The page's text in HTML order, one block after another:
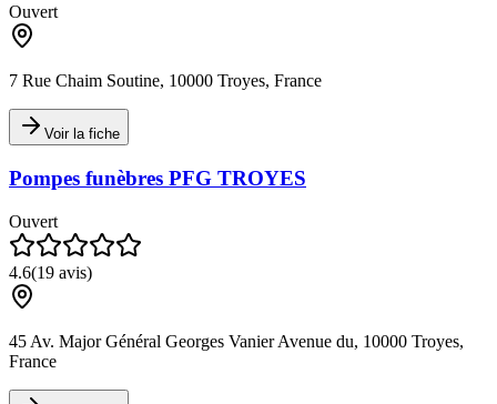
Ouvert
7 Rue Chaim Soutine, 10000 Troyes, France
Voir la fiche
Pompes funèbres PFG TROYES
Ouvert
4.6(19 avis)
45 Av. Major Général Georges Vanier Avenue du, 10000 Troyes,
France